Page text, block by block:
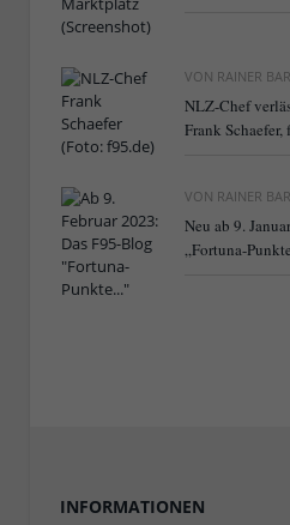
VON RAINER
NLZ-Chef
Frank
VON RAINER
Neu ab 9.
„Fortuna-
INFORMATIONEN